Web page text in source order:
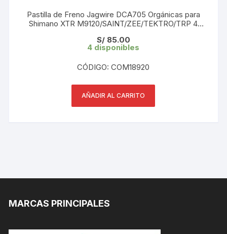
Pastilla de Freno Jagwire DCA705 Orgánicas para
Shimano XTR M9120/SAINT/ZEE/TEKTRO/TRP 4
S/85.00
4 disponibles
CÓDIGO: COM18920
AÑADIR AL CARRITO
MARCAS PRINCIPALES